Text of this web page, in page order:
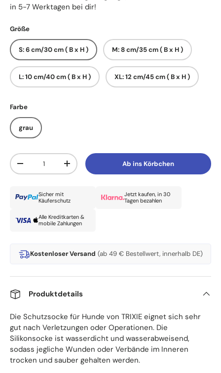
in 5-7 Werktagen bei dir!
Größe
S: 6 cm/30 cm ( B x H ) M: 8 cm/35 cm ( B x H )
L: 10 cm/40 cm ( B x H ) XL: 12 cm/45 cm ( B x H )
Farbe
grau
Anzahl
Menge verringernMenge erhöhen Ab ins Körbchen
Sicher mit
Käuferschutz
Jetzt kaufen, in 30
Tagen bezahlen
Alle Kreditkarten &
mobile Zahlungen
Kostenloser Versand (ab 49 € Bestellwert, innerhalb DE)
Produktdetails
Die Schutzsocke für Hunde von TRIXIE eignet sich sehr
gut nach Verletzungen oder Operationen. Die
Silikonsocke ist wasserdicht und wasserabweisend,
sodass jegliche Wunden oder Verbände im Inneren
trocken und sauber gehalten werden.